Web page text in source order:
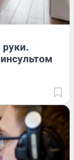
руки.